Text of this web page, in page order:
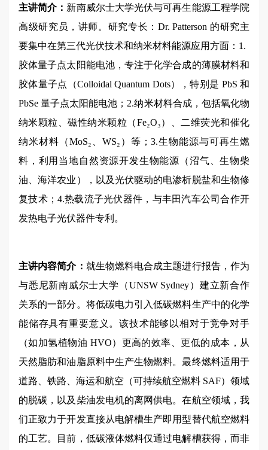
主讲简介： 新南威尔士大学光伏与可再生能源工程学院
高级研究员，讲师。研究专长：Dr. Patterson 的研究主
要集中在第三代光伏技术和纳米材料能源应用方面：1.
胶体量子点太阳能电池，专注于化学合成的薄膜材料和
胶体量子点（Colloidal Quantum Dots），特别是 PbS 和
PbSe 量子点太阳能电池；2.纳米材料合成，包括氧化物
纳米颗粒、磁性纳米颗粒（Fe₂O₃）、二维荧光和催化
纳米材料（MoS₂、WS₂）等；3.生物能源与可再生燃
料，利用当地自然资源开发生物能源（沼气、生物柴
油、海洋农业），以及光伏驱动的电渗析脱盐和生物修
复技术；4.热载流子光伏器件，与丰田汽车公司合作开
发热电子光伏器件专利。
主讲内容简介： 就生物燃料电合成主题进行报告，作为
与悉尼新南威尔士大学（UNSW Sydney）建立新合作
关系的一部分。将低碳电力引入低碳燃料生产中的化学
能储存具有重要意义。该技术能够以相对于竞争对手
（如加氢植物油 HVO）更高的效率、更低的成本，从
天然脂肪和油脂原料中生产生物燃料。最终燃料适用于
道路、铁路、海运和航空（可持续航空燃料 SAF）领域
的脱碳，以及柴油发电机的离网供电。在航空领域，我
们正致力于开发直接从电解槽生产即用型替代航空燃料
的工艺。目前，低碳液体燃料仅通过电解槽获得，而非